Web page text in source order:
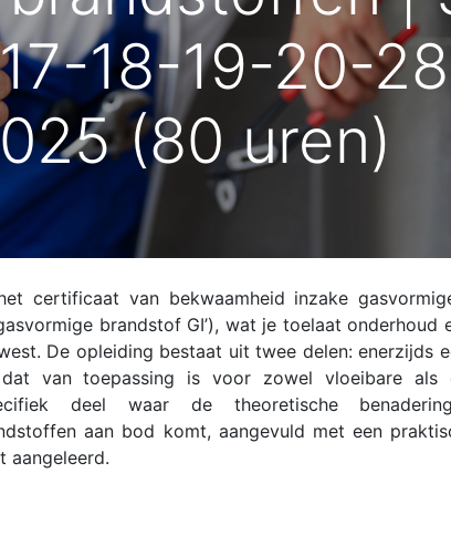
18-19-20-28
(80 uren)
certificaat van bekwaamheid inzake
brandstof GI’), wat je toelaat onderhoud
De opleiding bestaat uit twee delen: enerzijds
van toepassing is voor zowel vloeibare als
deel waar de theoretische
aan bod komt, aangevuld met een
aangeleerd.